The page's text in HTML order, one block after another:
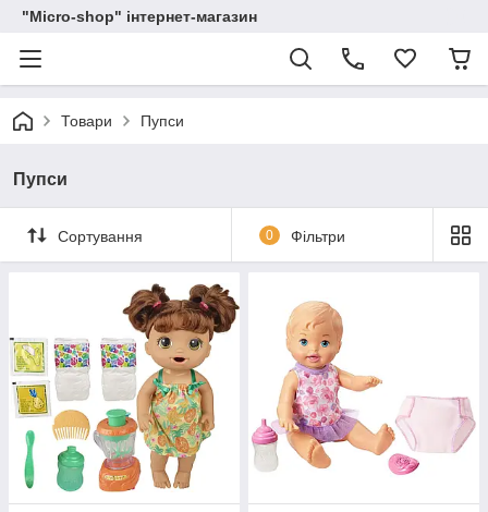
"Micro-shop" інтернет-магазин
Товари Пупси
Пупси
Сортування 0 Фільтри